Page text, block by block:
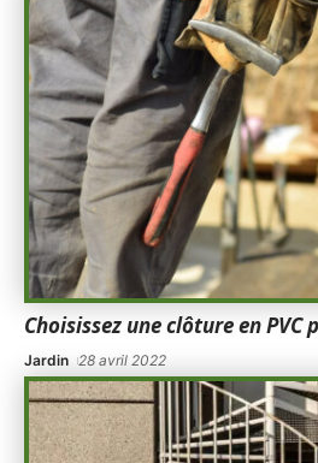
Choisissez une clôture en PVC
Jardin 28 avril 2022